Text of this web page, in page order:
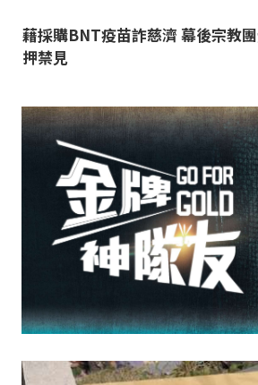
藉採購BNT疫苗詐慈濟 幕後宗教
押禁見